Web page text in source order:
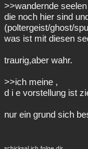
>>wandernde
die noch hier sind
(poltergeist/ghost/
was ist mit diesen
traurig,aber wahr.
>>ich meine ,
d i e vorstellung ist
nur ein grund sich